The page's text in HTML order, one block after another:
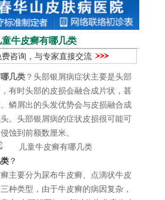
童牛皮癣有哪几类
费咨询，与专家直接交流
几类 ？头部银屑病症状主要是头部
有时头部的皮损会融合成片状，甚
鳞屑出的头发优势会与皮损融合成
。头部银屑病的症状皮损很可能可
蚀到前额数厘米。
？
要分为尿布牛皮癣、点滴状牛皮
种类型，由于牛皮癣的病因复杂，